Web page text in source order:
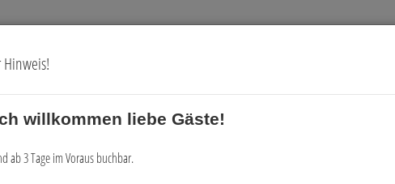
Gutscheine Digitale Vorteilskarte
willkommen liebe Gäste!
ab 3 Tage im Voraus buchbar.